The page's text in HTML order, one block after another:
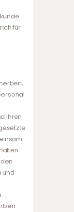
für
ihren
und